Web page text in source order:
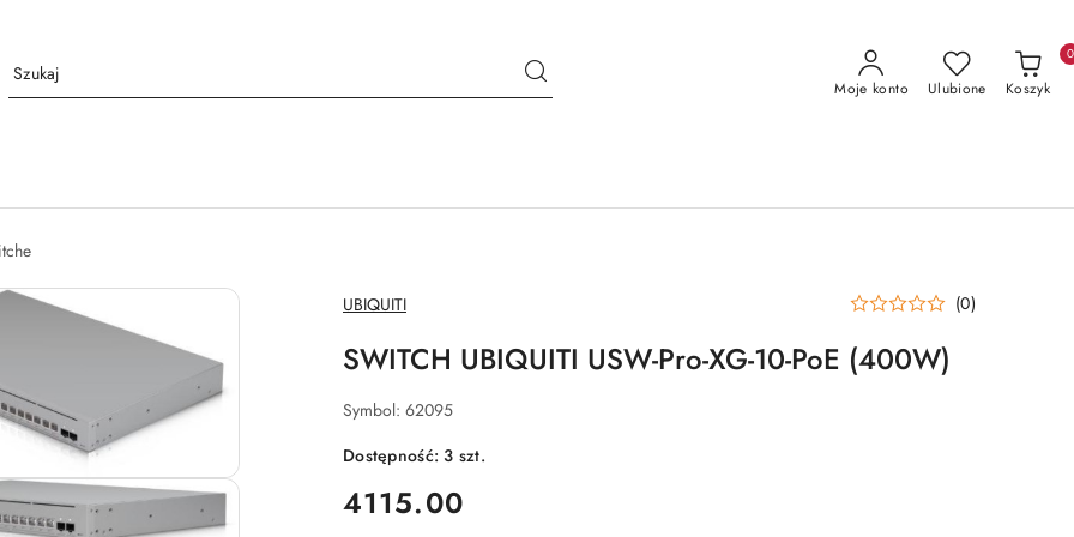
Moje konto Ulubione Koszyk
0
NAZWA
PRODUCENTA:
UBIQUITI (0)
SWITCH UBIQUITI USW-Pro-XG-10-PoE (400W)
Symbol: 62095
Dostępność:3 szt.
cena:
4115.00